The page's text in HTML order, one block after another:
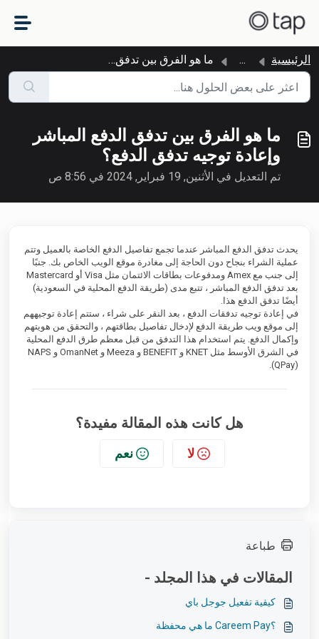
الرئيسية ... ما هو الفرق بين تدفق الدفع المباشر وإعادة توجيه تدفق الدفع؟
ما هو الفرق بين تدفق الدفع المباشر
وإعادة توجيه تدفق الدفع؟
تم التعديل في الأثنين, 19 فبراير, 2024 في 8:56 ص
يحدث تدفق الدفع المباشر عندما تجمع تفاصيل الدفع الخاصة بالعميل وتتم
عملية الشراء بنجاح دون الحاجة إلى مغادرة موقع الويب الخاص بك. جنبًا
إلى جنب مع Amex ومدفوعات بطاقات الائتمان مثل Visa أو Mastercard
بعد تدفق الدفع المباشر ، تتبع مدى (طريقة الدفع المحلية في السعودية)
أيضًا تدفق الدفع هذا.
في إعادة توجيه تدفقات الدفع ، بعد النقر على شراء ، ستتم إعادة توجيههم
إلى موقع ويب طريقة الدفع لإدخال تفاصيل بطاقتهم ، والتحقق من هويتهم
وإكمال الدفع. يتم استخدام هذا التدفق من قبل معظم طرق الدفع المحلية
في الشرق الأوسط مثل KNET و BENEFIT و Meeza و OmanNet و NAPS
(QPay).
هل كانت هذه المقالة مفيدة؟
لا نعم
طباعة
المقالات في هذا المجلد -
كيفية تفعيل جوجل باي
؟Careem Pay ما هي محفظة